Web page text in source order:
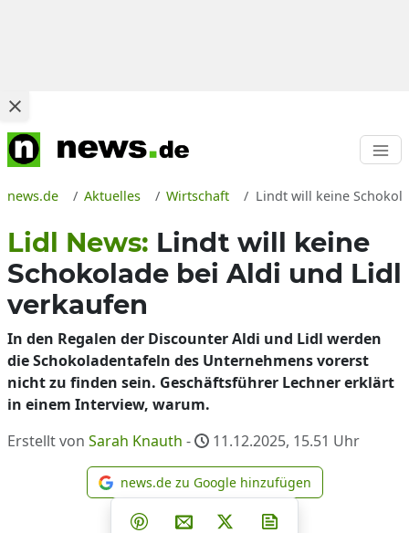
news.de Aktuelles Wirtschaft Lindt will keine
Lidl News: Lindt will keine
Schokolade bei Aldi und Lidl
verkaufen
In den Regalen der Discounter Aldi und Lidl werden
die Schokoladentafeln des Unternehmens vorerst
nicht zu finden sein. Geschäftsführer Lechner erklärt
in einem Interview, warum.
Erstellt von Sarah Knauth - 11.12.2025, 15.51 Uhr
news.de zu Google
news.de zu Google hinzufügen
Teilen auf Facebook
Teilen auf Whatsapp
Teilen auf Telegram
Teilen auf Pinterest
Per E-Mail teilen
Post auf X